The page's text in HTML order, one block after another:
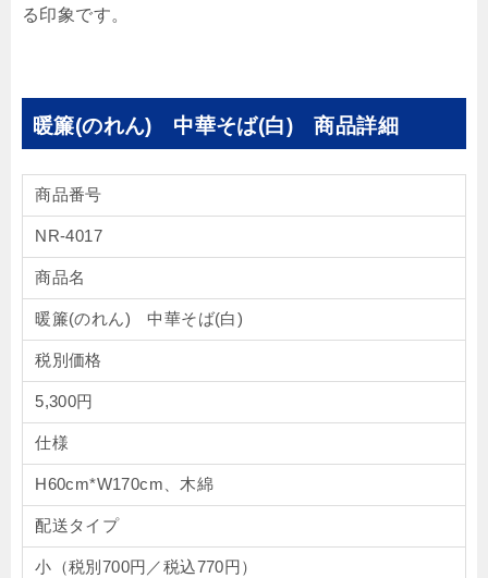
る印象です。
暖簾(のれん) 中華そば(白) 商品詳細
商品番号
NR-4017
商品名
暖簾(のれん) 中華そば(白)
税別価格
5,300円
仕様
H60cm*W170cm、木綿
配送タイプ
小（税別700円／税込770円）